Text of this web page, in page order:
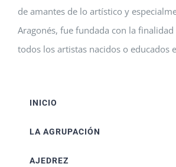
de amantes de lo artístico y
Aragonés, fue fundada con la finalidad
todos los artistas nacidos o educados
INICIO
LA AGRUPACIÓN
AJEDREZ